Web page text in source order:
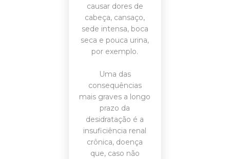
causar dores de
cabeça, cansaço,
sede intensa, boca
seca e pouca urina,
por exemplo.
Uma das
consequências
mais graves a longo
prazo da
desidratação é a
insuficiência renal
crônica, doença
que, caso não